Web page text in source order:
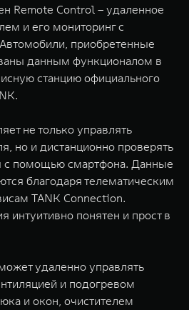
WEY 05
Эстетика
Масштаб
от 8 099
Remote Control – удаленное
и его мониторинг с
приобретенные
данным функционалом в
станцию официального
не только управлять
но и дистанционно проверять
с помощью смартфона. Данные
благодаря телематическим
TANK Connection.
интуитивно понятен и прост в
удаленно управлять
и подогревом
и окон, очистителем